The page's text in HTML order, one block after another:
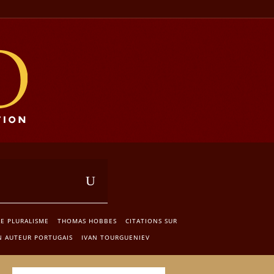
PLURALISME THOMAS HOBBES
CITATIONS SUR
PORTUGAIS IVAN TOURGUENIEV